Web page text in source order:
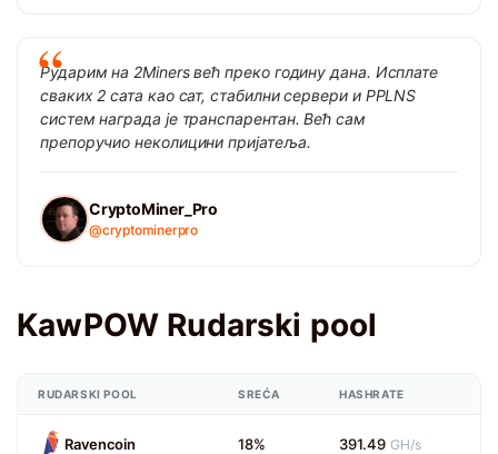
Рударим на 2Miners већ преко годину дана. Исплате
сваких 2 сата као сат, стабилни сервери и PPLNS
систем награда је транспарентан. Већ сам
препоручио неколицини пријатеља.
CryptoMiner_Pro
@cryptominerpro
KawPOW Rudarski pool
RUDARSKI POOL SREĆA HASHRATE
Ravencoin 18% 391.49 GH/s